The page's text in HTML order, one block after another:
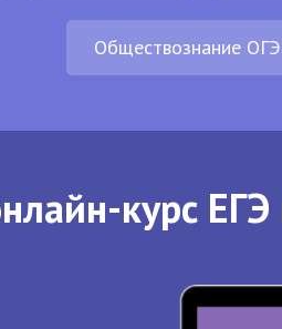
Обществознание ОГЭ
курс